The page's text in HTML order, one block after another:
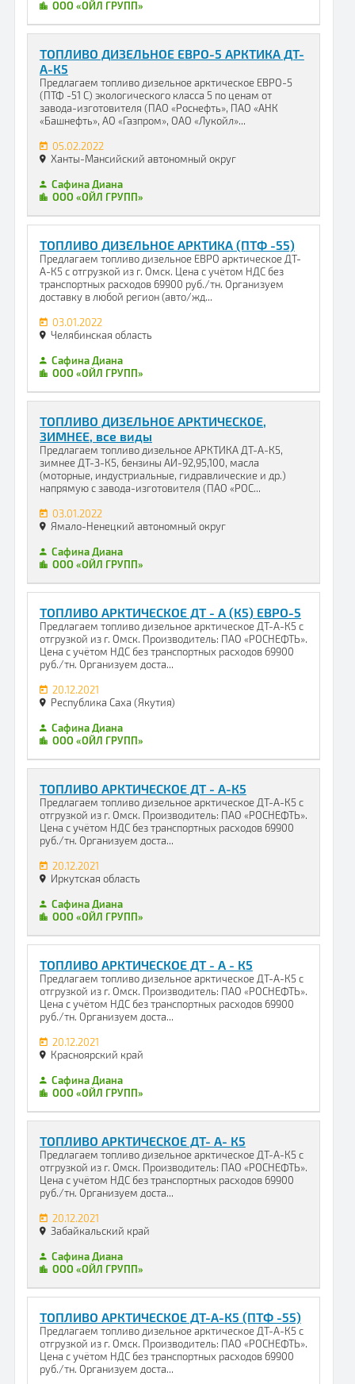
ООО «ОЙЛ ГРУПП»
ТОПЛИВО ДИЗЕЛЬНОЕ ЕВРО-5 АРКТИКА ДТ-
А-К5
Предлагаем топливо дизельное арктическое ЕВРО-5
(ПТФ -51 С) экологического класса 5 по ценам от
завода-изготовителя (ПАО «Роснефть», ПАО «АНК
«Башнефть», АО «Газпром», ОАО «Лукойл»...
05.02.2022
Ханты-Мансийский автономный округ
Сафина Диана
ООО «ОЙЛ ГРУПП»
ТОПЛИВО ДИЗЕЛЬНОЕ АРКТИКА (ПТФ -55)
Предлагаем топливо дизельное ЕВРО арктическое ДТ-
А-К5 с отгрузкой из г. Омск. Цена с учётом НДС без
транспортных расходов 69900 руб./тн. Организуем
доставку в любой регион (авто/жд...
03.01.2022
Челябинская область
Сафина Диана
ООО «ОЙЛ ГРУПП»
ТОПЛИВО ДИЗЕЛЬНОЕ АРКТИЧЕСКОЕ,
ЗИМНЕЕ, все виды
Предлагаем топливо дизельное АРКТИКА ДТ-А-К5,
зимнее ДТ-З-К5, бензины АИ-92,95,100, масла
(моторные, индустриальные, гидравлические и др.)
напрямую с завода-изготовителя (ПАО «РОС...
03.01.2022
Ямало-Ненецкий автономный округ
Сафина Диана
ООО «ОЙЛ ГРУПП»
ТОПЛИВО АРКТИЧЕСКОЕ ДТ - А (К5) ЕВРО-5
Предлагаем топливо дизельное арктическое ДТ-А-К5 с
отгрузкой из г. Омск. Производитель: ПАО «РОСНЕФТЬ».
Цена с учётом НДС без транспортных расходов 69900
руб./тн. Организуем доста...
20.12.2021
Республика Саха (Якутия)
Сафина Диана
ООО «ОЙЛ ГРУПП»
ТОПЛИВО АРКТИЧЕСКОЕ ДТ - А-К5
Предлагаем топливо дизельное арктическое ДТ-А-К5 с
отгрузкой из г. Омск. Производитель: ПАО «РОСНЕФТЬ».
Цена с учётом НДС без транспортных расходов 69900
руб./тн. Организуем доста...
20.12.2021
Иркутская область
Сафина Диана
ООО «ОЙЛ ГРУПП»
ТОПЛИВО АРКТИЧЕСКОЕ ДТ - А - К5
Предлагаем топливо дизельное арктическое ДТ-А-К5 с
отгрузкой из г. Омск. Производитель: ПАО «РОСНЕФТЬ».
Цена с учётом НДС без транспортных расходов 69900
руб./тн. Организуем доста...
20.12.2021
Красноярский край
Сафина Диана
ООО «ОЙЛ ГРУПП»
ТОПЛИВО АРКТИЧЕСКОЕ ДТ- А- К5
Предлагаем топливо дизельное арктическое ДТ-А-К5 с
отгрузкой из г. Омск. Производитель: ПАО «РОСНЕФТЬ».
Цена с учётом НДС без транспортных расходов 69900
руб./тн. Организуем доста...
20.12.2021
Забайкальский край
Сафина Диана
ООО «ОЙЛ ГРУПП»
ТОПЛИВО АРКТИЧЕСКОЕ ДТ-А-К5 (ПТФ -55)
Предлагаем топливо дизельное арктическое ДТ-А-К5 с
отгрузкой из г. Омск. Производитель: ПАО «РОСНЕФТЬ».
Цена с учётом НДС без транспортных расходов 69900
руб./тн. Организуем доста...